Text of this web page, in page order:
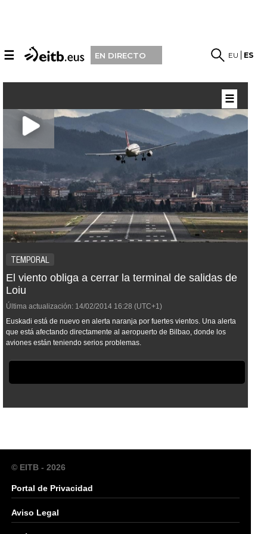
☰ EN DIRECTO EU ES
TEMPORAL
El viento obliga a cerrar la terminal de salidas de
Loiu
Última actualización: 14/02/2014 16:28 (UTC+1)
Euskadi está de nuevo en alerta naranja por fuertes vientos. Una alerta
que está afectando directamente al aeropuerto de Bilbao, donde los
aviones están teniendo serios problemas.
☰
© EITB - 2026
Portal de Privacidad
Aviso Legal